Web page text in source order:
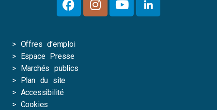
> Offres d’emploi
> Espace Presse
> Marchés publics
> Plan du site
> Accessibilité
> Cookies